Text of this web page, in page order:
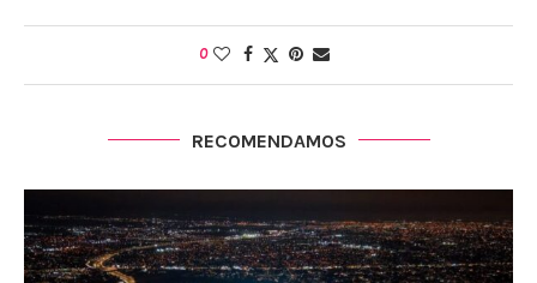
0
RECOMENDAMOS